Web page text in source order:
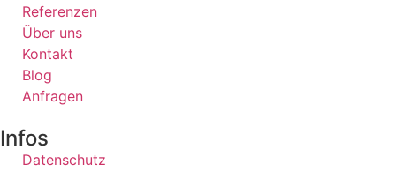
Referenzen
Über uns
Kontakt
Blog
Anfragen
Infos
Datenschutz